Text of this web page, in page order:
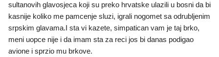
sultanovih glavosjeca koji su preko hrvatske ulazili u bosni da bi
kasnije koliko me pamcenje sluzi, igrali nogomet sa odrubljenim
srpskim glavama.I sta vi kazete, simpatican vam je taj brko,
meni uopce nije i da imam sta za reci jos bi danas podigao
avione i sprzio mu brkove.